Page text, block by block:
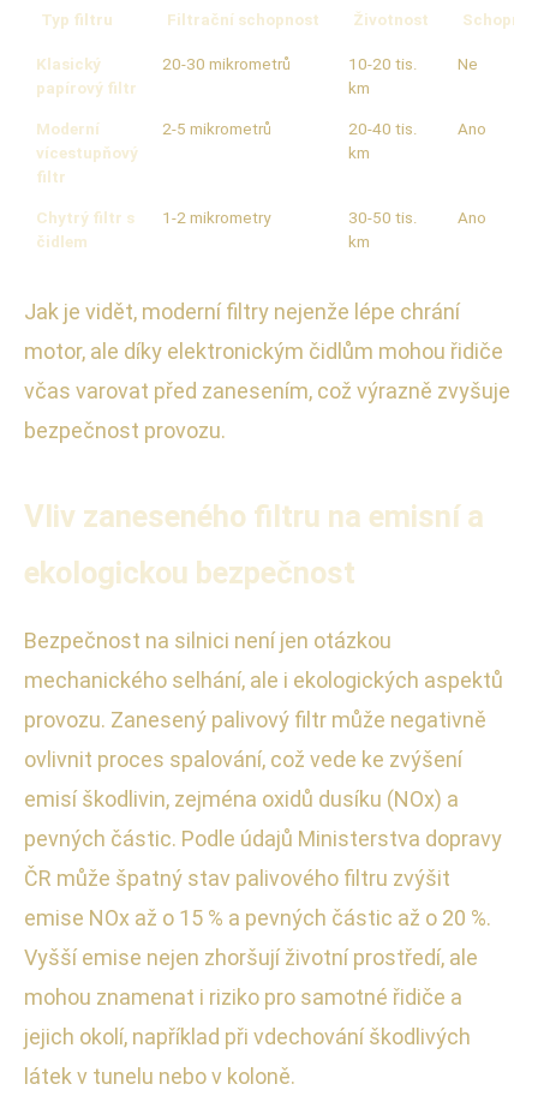
Typ filtru Filtrační schopnost Životnost
Klasický
papírový filtr
20-30 mikrometrů
10-20 tis.
km
Ne
Moderní
vícestupňový
filtr
2-5 mikrometrů
20-40 tis.
km
Ano
Chytrý filtr s
čidlem
1-2 mikrometry
30-50 tis.
km
Ano
Jak je vidět, moderní filtry nejenže lépe chrání
motor, ale díky elektronickým čidlům mohou řidiče
včas varovat před zanesením, což výrazně zvyšuje
bezpečnost provozu.
Vliv zaneseného filtru na emisní a
ekologickou bezpečnost
Bezpečnost na silnici není jen otázkou
mechanického selhání, ale i ekologických aspektů
provozu. Zanesený palivový filtr může negativně
ovlivnit proces spalování, což vede ke zvýšení
emisí škodlivin, zejména oxidů dusíku (NOx) a
pevných částic. Podle údajů Ministerstva dopravy
ČR může špatný stav palivového filtru zvýšit
emise NOx až o 15 % a pevných částic až o 20 %.
Vyšší emise nejen zhoršují životní prostředí, ale
mohou znamenat i riziko pro samotné řidiče a
jejich okolí, například při vdechování škodlivých
látek v tunelu nebo v koloně.